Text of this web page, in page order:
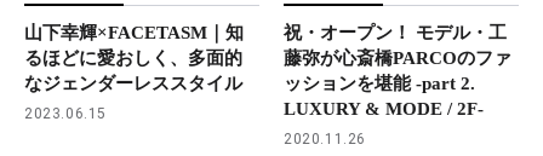
山下幸輝×FACETASM｜知
るほどに愛おしく、多面的
なジェンダーレススタイル
2023.06.15
祝・オープン！ モデル・工
藤弥が心斎橋PARCOのファ
ッションを堪能 -part 2.
LUXURY & MODE / 2F-
2020.11.26